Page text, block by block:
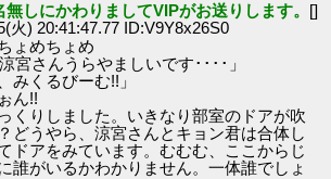
無しにかわりましてVIPがお送りします。 []
火) 20:41:47.77 ID:V9Y8x26S0
ちょめ
宮さんうらやましいです････」
みくるびーむ!!」
!!
くりしました。いきなり部室のドアが吹
どうやら、涼宮さんとキョン君は合体し
ドアをみています。むむむ、ここからじ
誰がいるかわかりません。一体誰でしょ